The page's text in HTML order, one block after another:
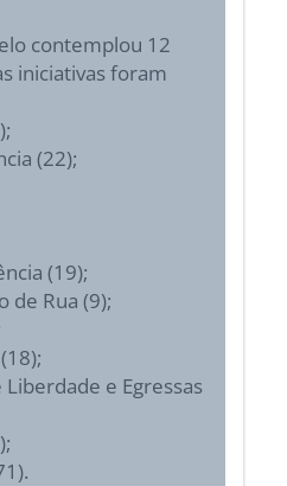
contemplou 12
iniciativas foram
(22);
(19);
de Rua (9);
Liberdade e Egressas